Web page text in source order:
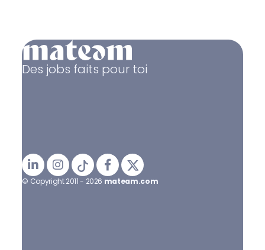
Des jobs faits pour toi
© Copyright 2011 - 2026 mateam.com